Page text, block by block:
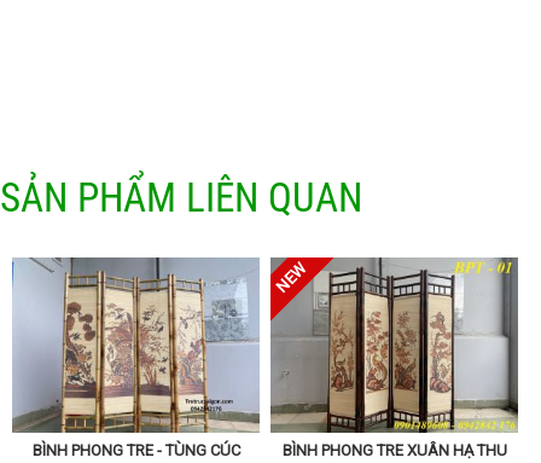
SẢN PHẨM LIÊN QUAN
BÌNH PHONG TRE - TÙNG CÚC
BÌNH PHONG TRE XUÂN HẠ THU